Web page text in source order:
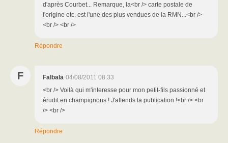
d'après Courbet... Remarque, la<br /> carte postale de
l'origine etc. est l'une des plus vendues de la RMN...<br />
<br /> <br />
Répondre
F Falbala 04/08/2011 08:33
<br /> Voilà qui m'interesse pour mon petit-fils passionné et
érudit en champignons ! J'attends la publication !<br /> <br
/> <br />
Répondre